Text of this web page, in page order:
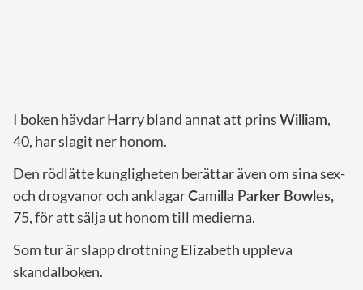
I boken hävdar Harry bland annat att prinsWilliam,
40, har slagit ner honom.
Den rödlätte kungligheten berättar även om sina sex-
och drogvanor och anklagarCamilla Parker Bowles,
75, för att sälja ut honom till medierna.
Som tur är slapp drottning Elizabeth uppleva
skandalboken.